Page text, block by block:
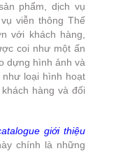
phẩm, dịch vụ
viễn thông Thế
với khách hàng,
coi như một ấn
dựng hình ảnh và
loại hình hoạt
hàng và đối
giới thiệu
chính là những